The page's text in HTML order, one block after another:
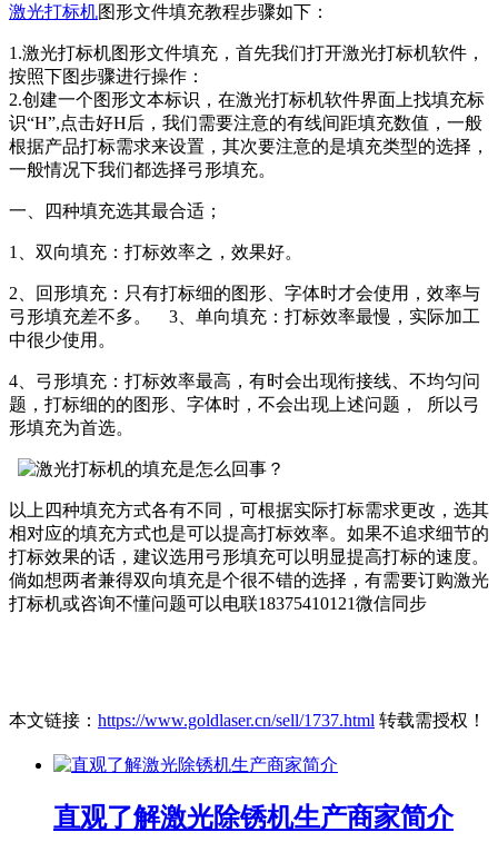
激光打标机图形文件填充教程步骤如下：
1.激光打标机图形文件填充，首先我们打开激光打标机软件，
按照下图步骤进行操作：
2.创建一个图形文本标识，在激光打标机软件界面上找填充标
识“H”,点击好H后，我们需要注意的有线间距填充数值，一般
根据产品打标需求来设置，其次要注意的是填充类型的选择，
一般情况下我们都选择弓形填充。
一、四种填充选其最合适；
1、双向填充：打标效率之，效果好。
2、回形填充：只有打标细的图形、字体时才会使用，效率与
弓形填充差不多。 3、单向填充：打标效率最慢，实际加工
中很少使用。
4、弓形填充：打标效率最高，有时会出现衔接线、不均匀问
题，打标细的的图形、字体时，不会出现上述问题， 所以弓
形填充为首选。
以上四种填充方式各有不同，可根据实际打标需求更改，选其
相对应的填充方式也是可以提高打标效率。如果不追求细节的
打标效果的话，建议选用弓形填充可以明显提高打标的速度。
倘如想两者兼得双向填充是个很不错的选择，有需要订购激光
打标机或咨询不懂问题可以电联18375410121微信同步
本文链接： https://www.goldlaser.cn/sell/1737.html 转载需授权！
直观了解激光除锈机生产商家简介